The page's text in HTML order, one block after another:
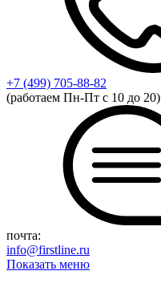
+7 (499) 705-88-82
(работаем Пн-Пт с 10 до 20)
почта:
info@firstline.ru
Показать меню